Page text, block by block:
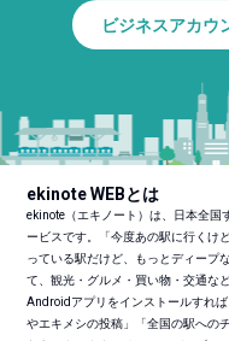
ビジネスアカウ
ekinote WEBとは
ekinote（エキノート）は、日本全国
ービスです。「今度あの駅に行くけ
っている駅だけど、もっとディープ
て、観光・グルメ・買い物・交通な
Androidアプリをインストールすれ
やエキメシの投稿」「全国の駅への